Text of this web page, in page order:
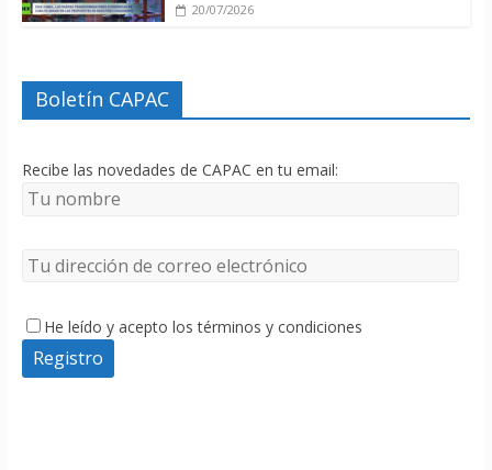
20/07/2026
Boletín CAPAC
Recibe las novedades de CAPAC en tu email:
He leído y acepto los términos y condiciones